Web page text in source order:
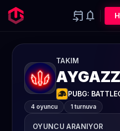
event_upcoming notifications
TAKIM
PUBG:
4 oyuncu
1 turnuva
OYUNCU ARANIYOR